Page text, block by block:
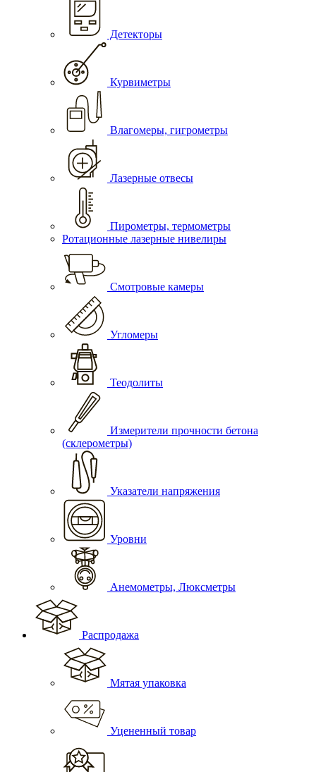
Детекторы
Курвиметры
Влагомеры, гигрометры
Лазерные отвесы
Пирометры, термометры
Ротационные лазерные нивелиры
Смотровые камеры
Угломеры
Теодолиты
Измерители прочности бетона
(склерометры)
Указатели напряжения
Уровни
Анемометры, Люксметры
Распродажа
Мятая упаковка
Уцененный товар